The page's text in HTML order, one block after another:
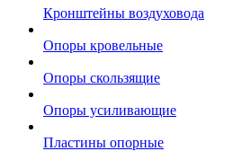
Кронштейны воздуховода
Опоры кровельные
Опоры скользящие
Опоры усиливающие
Пластины опорные